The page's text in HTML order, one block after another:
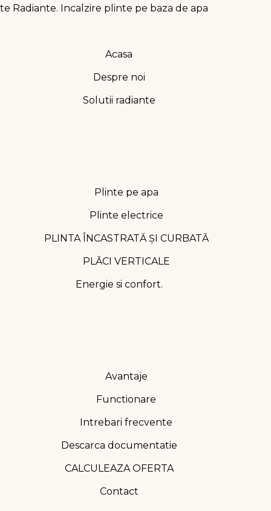
Acasa
Despre noi
Solutii radiante
Plinte pe apa
Plinte electrice
PLINTA ÎNCASTRATĂ ȘI CURBATĂ
PLĂCI VERTICALE
Energie si confort.
Avantaje
Functionare
Intrebari frecvente
Descarca documentatie
CALCULEAZA OFERTA
Contact